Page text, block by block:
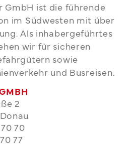
GmbH ist die führende
im Südwesten mit über
Als inhabergeführtes
wir für sicheren
sowie
und Busreisen.
2
70
77